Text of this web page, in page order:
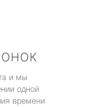
и мы
одной
времени